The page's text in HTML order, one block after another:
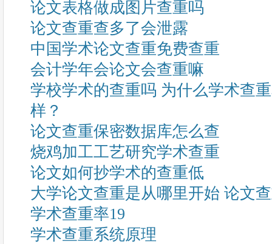
论文表格做成图片查重吗
论文查重查多了会泄露
中国学术论文查重免费查重
会计学年会论文会查重嘛
学校学术的查重吗 为什么学术查
样？
论文查重保密数据库怎么查
烧鸡加工工艺研究学术查重
论文如何抄学术的查重低
大学论文查重是从哪里开始 论文
学术查重率19
学术查重系统原理